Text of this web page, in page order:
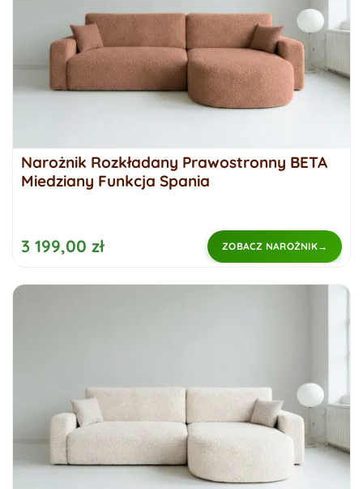
Narożnik Rozkładany Prawostronny BETA
Miedziany Funkcja Spania
3 199,00 zł ZOBACZ NAROŻNIK